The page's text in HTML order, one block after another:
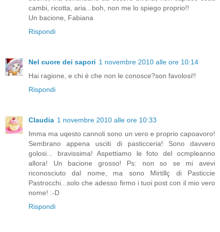
cambi, ricotta, aria...boh, non me lo spiego proprio!!
Un bacione, Fabiana
Rispondi
Nel cuore dei sapori 1 novembre 2010 alle ore 10:14
Hai ragione, e chi è che non le conosce?son favolosi!!
Rispondi
Claudia 1 novembre 2010 alle ore 10:33
Imma ma uqesto cannoli sono un vero e proprio capoavoro!
Sembrano appena usciti di pasticceria! Sono davvero
golosi... bravissima! Aspettiamo le foto del ocmpleanno
allora! Un bacione grosso! Ps: non so se mi avevi
riconosciuto dal nome, ma sono Mirtillç di Pasticcie
Pastrocchi...solo che adesso firmo i tuoi post con il mio vero
nome! :-D
Rispondi